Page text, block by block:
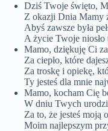
Dziś Twoje święto,
Z okazji Dnia Mamy
Abyś zawsze była
A życie Twoje niosło
Mamo, dziękuję Ci
Za ciepło, które
Za troskę i opiekę,
Ty jesteś dla mnie
Mamo, kocham Cię
W dniu Twych
Za to, że jesteś moją
Moim najlepszym